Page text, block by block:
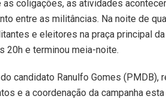
coligações, as atividades
entre as militâncias. Na noite de
e eleitores na praça principal
20h e terminou meia-noite.
candidato Ranulfo Gomes (PMDB),
e a coordenação da campanha